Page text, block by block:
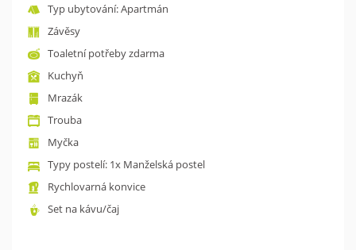
Typ ubytování: Apartmán
Závěsy
Toaletní potřeby zdarma
Kuchyň
Mrazák
Trouba
Myčka
Typy postelí: 1x Manželská postel
Rychlovarná konvice
Set na kávu/čaj